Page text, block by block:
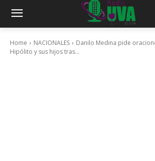
Home NACIONALES
Danilo Medina pide
Hipólito y sus hijos tras...